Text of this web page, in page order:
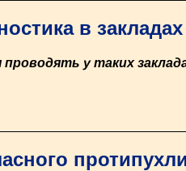
в
у таких